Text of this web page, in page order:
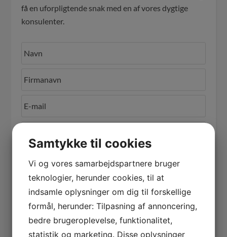
få en uforpligtende snak med en af vores dygtige
konsulenter.
Jeg er ikke en robot
Samtykke til cookies
Vi og vores samarbejdspartnere bruger
teknologier, herunder cookies, til at
indsamle oplysninger om dig til forskellige
formål, herunder: Tilpasning af annoncering,
bedre brugeroplevelse, funktionalitet,
statistik og marketing. Disse oplysninger